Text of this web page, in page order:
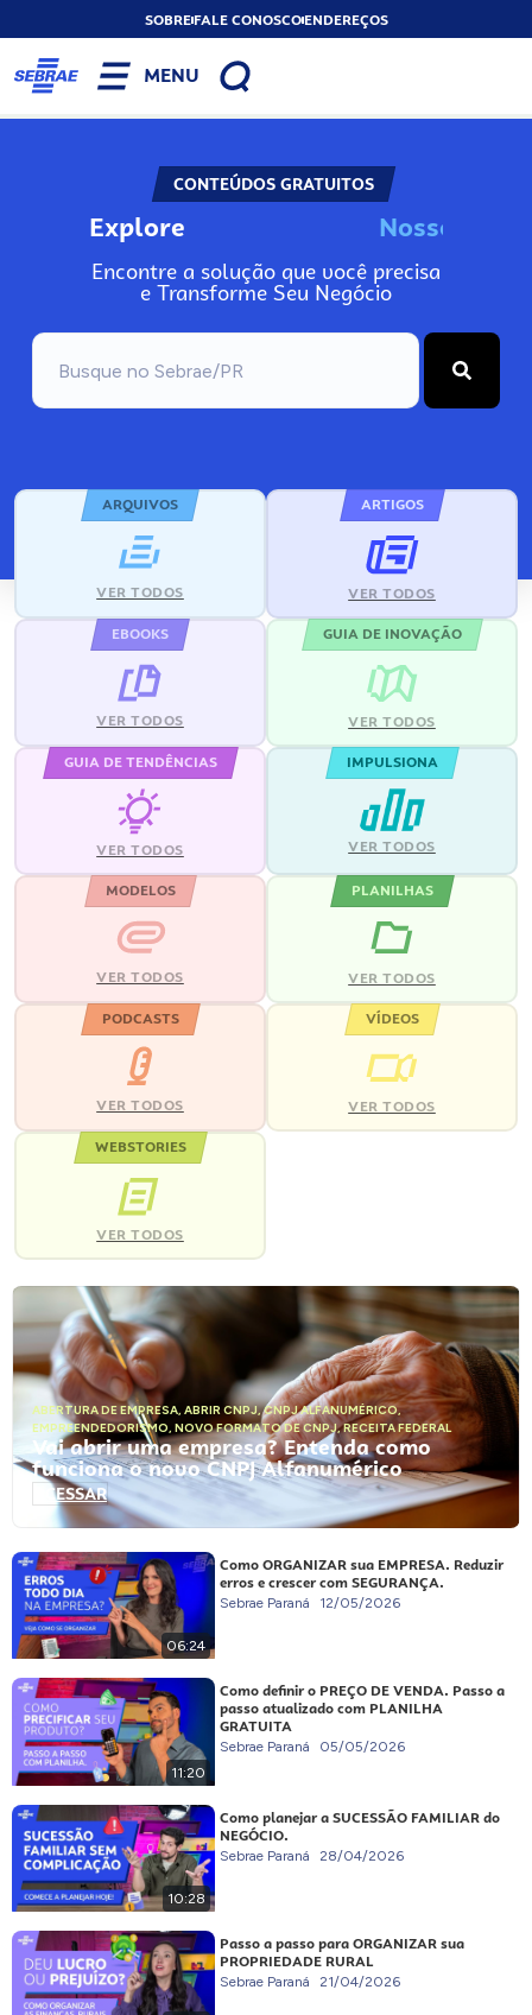
SOBREFALE CONOSCOENDEREÇOS
MENU
CONTEÚDOS GRATUITOS
Explore No
Encontre a solução que você precisa
e Transforme Seu Negócio
ARQUIVOS
VER TODOS
ARTIGOS
VER TODOS
EBOOKS
VER TODOS
GUIA DE INOVAÇÃO
VER TODOS
GUIA DE TENDÊNCIAS
VER TODOS
IMPULSIONA
VER TODOS
MODELOS
VER TODOS
PLANILHAS
VER TODOS
PODCASTS
VER TODOS
VÍDEOS
VER TODOS
WEBSTORIES
VER TODOS
ABERTURA DE EMPRESA, ABRIR CNPJ,CNPJ ALFANUMÉRICO,
EMPREENDEDORISMO, NOVO FORMATO DE CNPJ,RECEITA FEDERAL
Vai abrir uma empresa? Entenda como
funciona o novo CNPJ Alfanumérico
ACESSAR
06:24
Como ORGANIZAR sua EMPRESA. Reduzir
erros e crescer com SEGURANÇA.
Sebrae Paraná 12/05/2026
11:20
Como definir o PREÇO DE VENDA. Passo a
passo atualizado com PLANILHA
GRATUITA
Sebrae Paraná 05/05/2026
10:28
Como planejar a SUCESSÃO FAMILIAR do
NEGÓCIO.
Sebrae Paraná 28/04/2026
Passo a passo para ORGANIZAR sua
PROPRIEDADE RURAL
Sebrae Paraná 21/04/2026